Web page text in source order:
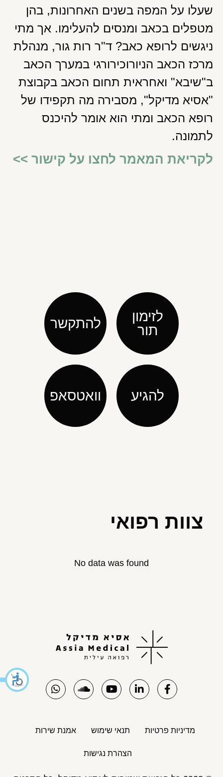
שעלו על המפה בשנים האחרונות, בהן
מטפלים בכאב ומנסים להעלימו. אך מתי
ניגשים לרופא כאב? ד"ר רות גור, מנהלת
מרכז הכאב הניורוכירורגי במערך הכאב
ב"שיבא" ואחראית תחום הכאב בקבוצת
"אסיא מדיקל", מסבירה מה תקפידו של
רופא הכאב ומתי הוא אומר להיכנס
לתמונה.
לקריאת המאמר לחצו על קישור >>
לזימון
תור
להתקשר
להגיע וואטסאפ
צוות רפואי
No data was found
מדיניות פרטיות תנאי שימוש אמנת שירות
הצהרת נגישות